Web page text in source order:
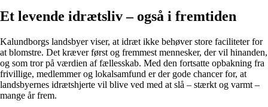
Et levende idrætsliv – også i fremtiden
Kalundborgs landsbyer viser, at idræt ikke behøver store faciliteter for
at blomstre. Det kræver først og fremmest mennesker, der vil hinanden,
og som tror på værdien af fællesskab. Med den fortsatte opbakning fra
frivillige, medlemmer og lokalsamfund er der gode chancer for, at
landsbyernes idrætshjerte vil blive ved med at slå – stærkt og varmt –
mange år frem.